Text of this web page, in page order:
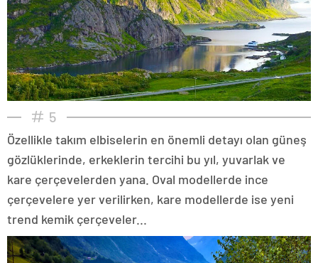
5
Özellikle takım elbiselerin en önemli detayı olan güneş
gözlüklerinde, erkeklerin tercihi bu yıl, yuvarlak ve
kare çerçevelerden yana. Oval modellerde ince
çerçevelere yer verilirken, kare modellerde ise yeni
trend kemik çerçeveler...